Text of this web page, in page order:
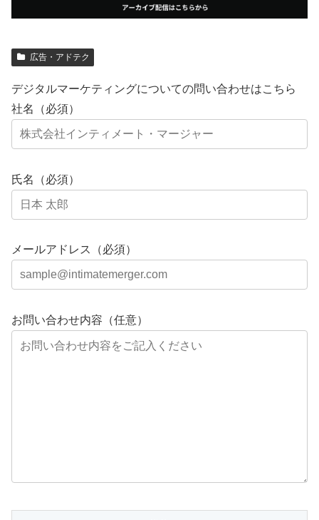
広告・アドテク
デジタルマーケティングについての問い合わせはこちら
社名（必須）
氏名（必須）
メールアドレス（必須）
お問い合わせ内容（任意）